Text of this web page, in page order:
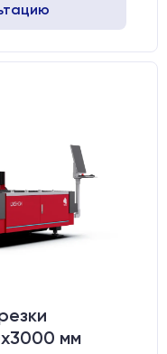
мм